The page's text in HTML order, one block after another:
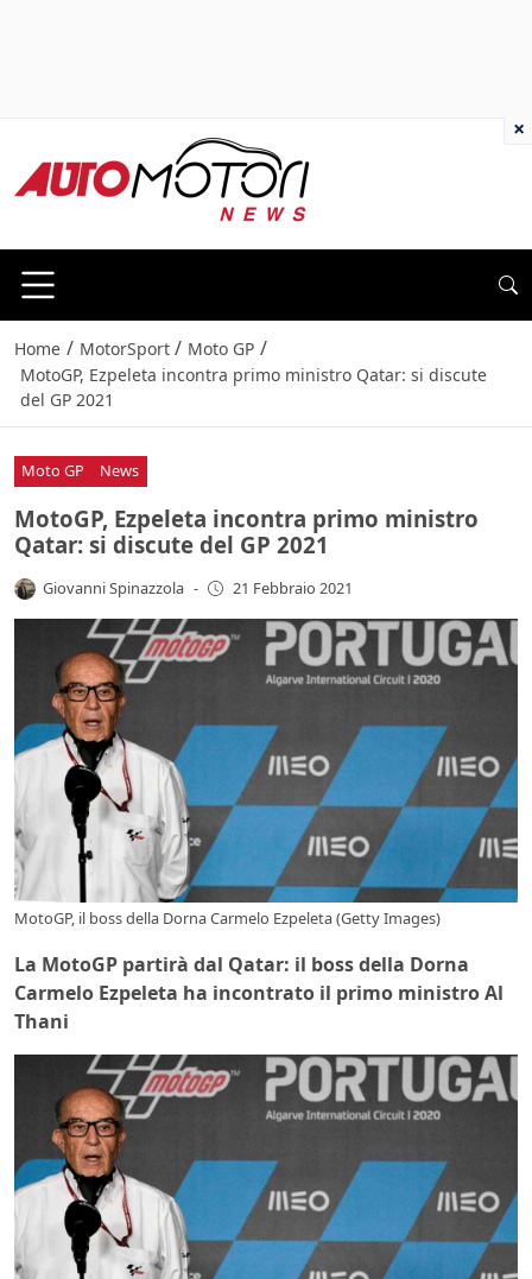
Home / MotorSport / Moto GP /
MotoGP, Ezpeleta incontra primo ministro Qatar: si discute
del GP 2021
Moto GP News
MotoGP, Ezpeleta incontra primo ministro
Qatar: si discute del GP 2021
Giovanni Spinazzola - 21 Febbraio 2021
MotoGP, il boss della Dorna Carmelo Ezpeleta (Getty Images)
La MotoGP partirà dal Qatar: il boss della Dorna
Carmelo Ezpeleta ha incontrato il primo ministro Al
Thani
×